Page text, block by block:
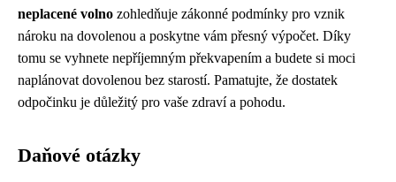
neplacené volno zohledňuje zákonné podmínky pro vznik
nároku na dovolenou a poskytne vám přesný výpočet. Díky
tomu se vyhnete nepříjemným překvapením a budete si moci
naplánovat dovolenou bez starostí. Pamatujte, že dostatek
odpočinku je důležitý pro vaše zdraví a pohodu.
Daňové otázky